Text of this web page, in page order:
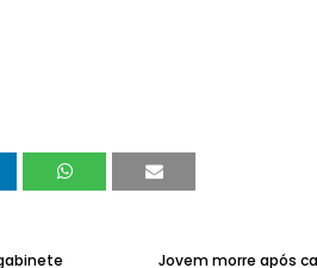
Jovem morre após